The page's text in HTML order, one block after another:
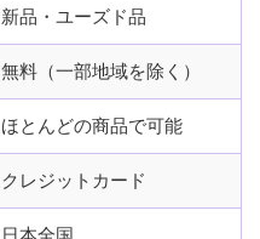
新品・ユーズド品
無料（一部地域を除く）
ほとんどの商品で可能
クレジットカード